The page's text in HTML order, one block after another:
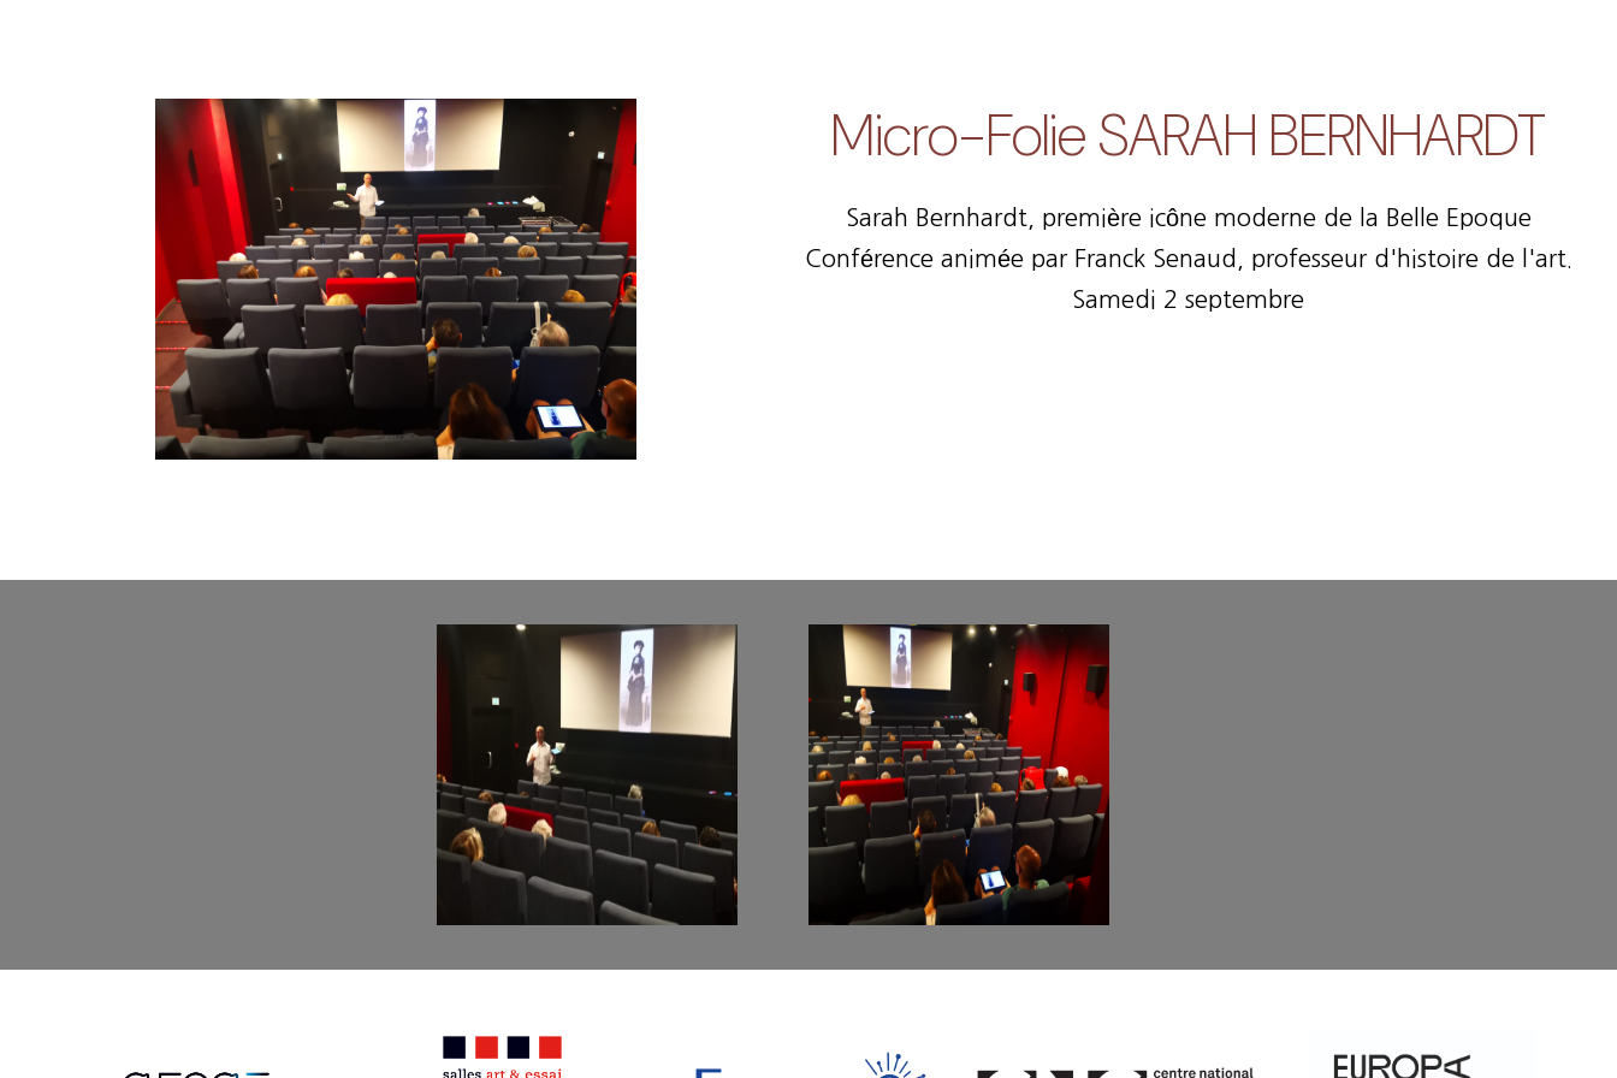
Micro-Folie SARAH BERNHARDT
Sarah Bernhardt, première icône moderne de la Belle Epoque
Conférence animée par Franck Senaud, professeur d'histoire de l'art.
Samedi 2 septembre